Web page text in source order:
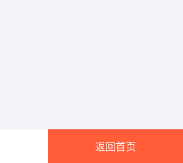
返回首页